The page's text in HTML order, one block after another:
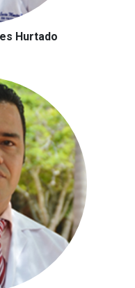
Hurtado